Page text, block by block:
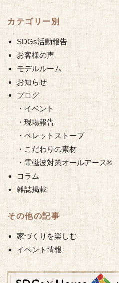
カテゴリー別
SDGs活動報告
お客様の声
モデルルーム
お知らせ
ブログ
・イベント
・現場報告
・ペレットストーブ
・こだわりの素材
・電磁波対策オールアース®︎
コラム
雑誌掲載
その他の記事
家づくりを楽しむ
イベント情報